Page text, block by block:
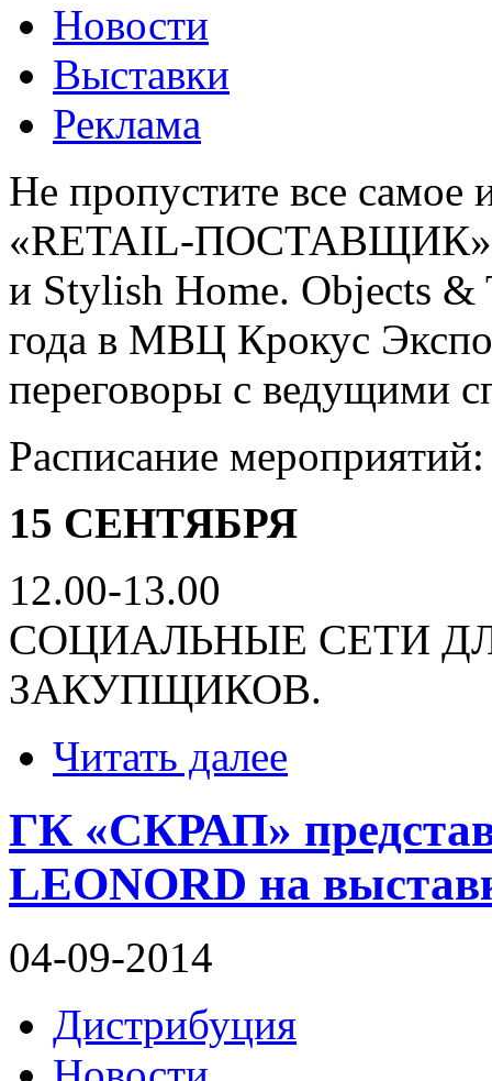
Новости
Выставки
Реклама
Не пропустите все
«RETAIL-ПОСТАВЩИК»
и Stylish Home. Objects &
года в МВЦ Крокус
переговоры с ведущими
Расписание мероприятий:
15 СЕНТЯБРЯ
12.00-13.00
CОЦИАЛЬНЫЕ СЕТИ
ЗАКУПЩИКОВ.
Читать далее
ГК «СКРАП»
LEONORD на
04-09-2014
Дистрибуция